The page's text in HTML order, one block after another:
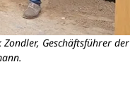
Geschäftsführer der